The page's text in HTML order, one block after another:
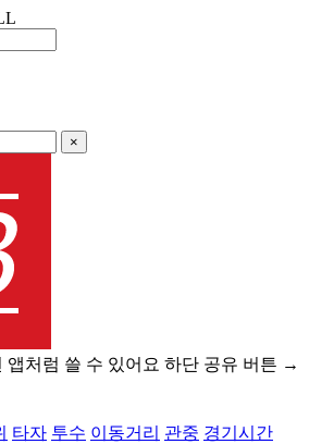
×
앱처럼 쓸 수 있어요 하단 공유 버튼 →
타자 투수 이동거리 관중 경기시간